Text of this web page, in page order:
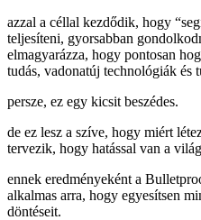
azzal a céllal kezdődik, hogy
teljesíteni, gyorsabban
elmagyarázza, hogy pontosan
tudás, vadonatúj technológiák és
persze, ez egy kicsit beszédes.
de ez lesz a szíve, hogy miért
tervezik, hogy hatással van a
ennek eredményeként a
alkalmas arra, hogy egyesítsen
döntéseit.